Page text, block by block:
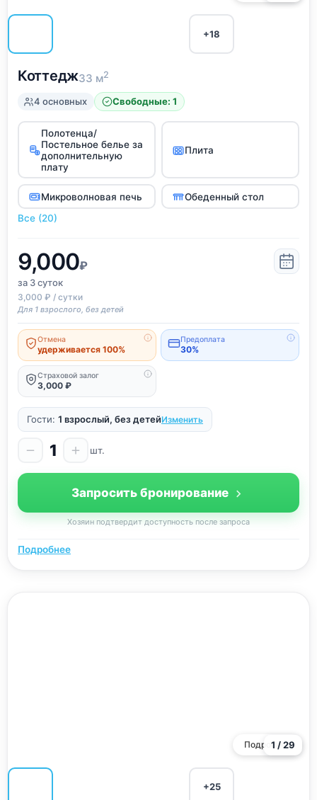
+18
Коттедж33 м2
4 основных Свободные: 1
Полотенца/
Постельное белье за
дополнительную
плату
Плита
Микроволновая печь
Обеденный стол
Все (20)
9,000₽
за 3суток
3,000 ₽ / сутки
Для 1 взрослого, без детей
Отмена
удерживается 100%
Предоплата
30%
Страховой залог
3,000 ₽
Гости: 1 взрослый, без детейИзменить
1 шт.
Запросить бронирование
Хозяин подтвердит доступность после запроса
Подробнее
Подробнее
1 / 29
+25